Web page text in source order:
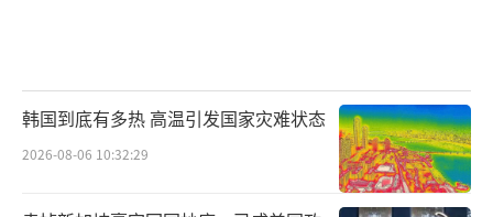
韩国到底有多热 高温引发国家灾难状态
2026-08-06 10:32:29